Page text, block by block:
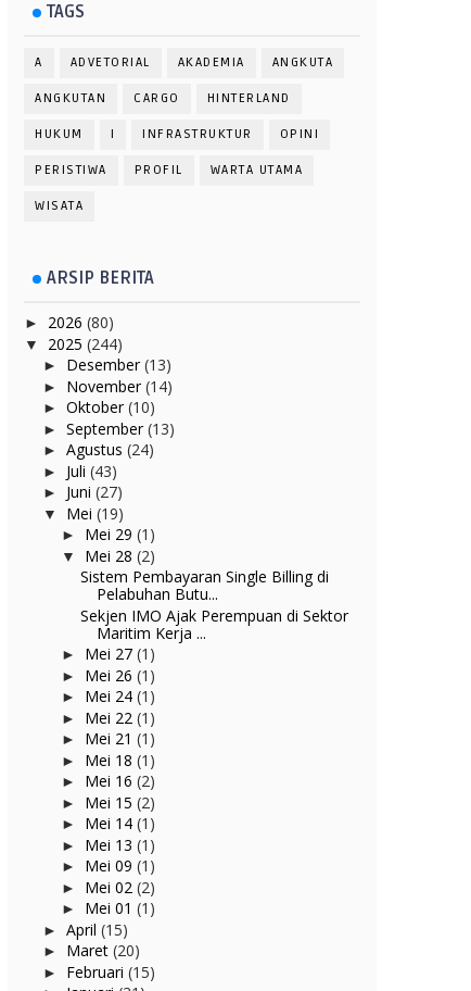
TAGS
A ADVETORIAL AKADEMIA ANGKUTA
ANGKUTAN CARGO HINTERLAND
HUKUM I INFRASTRUKTUR OPINI
PERISTIWA PROFIL WARTA UTAMA
WISATA
ARSIP BERITA
► 2026 (80)
▼ 2025 (244)
► Desember(13)
► November(14)
► Oktober(10)
► September(13)
► Agustus (24)
► Juli (43)
► Juni (27)
▼ Mei (19)
► Mei 29 (1)
▼ Mei 28 (2)
Sistem Pembayaran Single Billing di
Pelabuhan Butu...
Sekjen IMO Ajak Perempuan di Sektor
Maritim Kerja ...
► Mei 27 (1)
► Mei 26 (1)
► Mei 24 (1)
► Mei 22 (1)
► Mei 21 (1)
► Mei 18 (1)
► Mei 16 (2)
► Mei 15 (2)
► Mei 14 (1)
► Mei 13 (1)
► Mei 09 (1)
► Mei 02 (2)
► Mei 01 (1)
► April (15)
► Maret (20)
► Februari (15)